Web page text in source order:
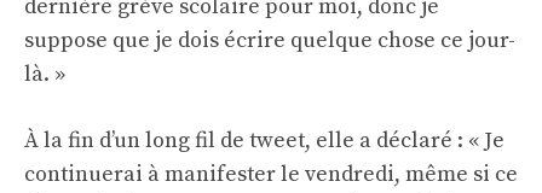
dernière grève scolaire pour moi, donc je
suppose que je dois écrire quelque chose ce jour-
là. »
À la fin d’un long fil de tweet, elle a déclaré : « Je
continuerai à manifester le vendredi, même si ce